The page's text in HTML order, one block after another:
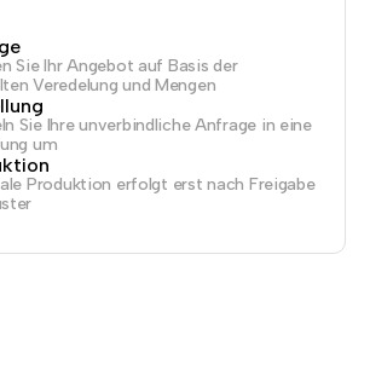
Sie Ihr Angebot auf Basis der
Veredelung und Mengen
Sie Ihre unverbindliche Anfrage in eine
um
Produktion erfolgt erst nach Freigabe